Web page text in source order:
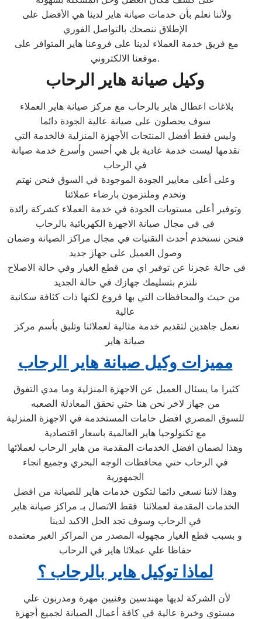
الإطلاق ننصحك بالتواصل الفوري
موقعنا الالكتروني.
وكيل صيانة هاير الرحاب
سوف يحصلون على صيانة عالية الجودة دائما
وليس فقط أفضل المنتجات الأجهزة المنزلية فالخدمة التي
نقدمها ليست خدمة عادية بل هي أحسن وأسرع خدمة صيانة
في الرحاب
وعلى أعلى معايير الجودة الموجودة في السوق فنحن نهتم
ونخدم وملتزمون بارضاء عملائنا
وتوفير أعلى مستويات الجودة في خدمة العملاء كشركة رائدة
في في مجال صيانة الاجهزة الكهربائية بالرحاب
فنحن نستخدم أحدث التقنيات في مجال مراكز الصيانة وضمان
وصول العميل على جهاز جديد
نلتزم بتسليمك جهازك في حالة الجديد
من حيث والمحافظات التي بها فروع لكنها ذات كثافة سكانية
عالية
صيانة هاير
مميزات وكيل صيانة هاير الرحاب
من جهاز لاخر نحن هنا حتي نحقق المعادلة الصعبه
للسوق المصري افضل خامات المستخدمة في الاجهزة المنزلية
مع تكنولوجيا هاير العالمية باسعار اقتصادية
وهذا لضمان افضل الخدمات المقدمة من هاير الرحاب لعملائها
في الرحاب حتي محافظات الوجه البحري وجميع انجاء
الجمهورية
وهذا لاننا نسعي دائما لتكون خدمات هاير للصيانة من افضل
الخدمات المقدمة لعملائنا فقط الاتصال بـ مراكز صيانة هاير
في الرحاب وسوف تجد الحل الاكيد لدينا
و بسبب قطع الغيار مجهوله المصدر من المراكز الغير معتمده
حفاظا علي عملائا هاير في الرحاب
لماذا توكيل هاير بالرحاب ؟
مستوي وخبرة عالية في كافة أعمال الصيانة لجميع أجهزة